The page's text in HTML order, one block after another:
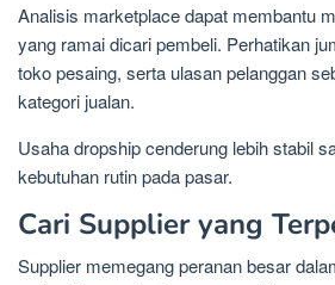
Analisis marketplace dapat membantu
yang ramai dicari pembeli. Perhatikan
toko pesaing, serta ulasan pelanggan
kategori jualan.
Usaha dropship cenderung lebih stabil
kebutuhan rutin pada pasar.
Cari Supplier yang
Supplier memegang peranan besar